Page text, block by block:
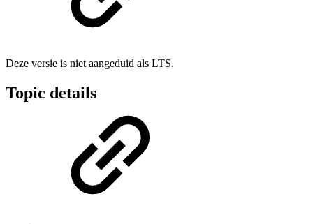
Deze versie is niet aangeduid als LTS.
Topic details